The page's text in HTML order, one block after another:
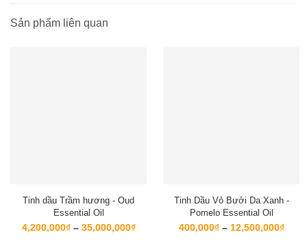
Sản phẩm liên quan
Tinh dầu Trầm hương - Oud
Essential Oil
4,200,000₫ – 35,000,000₫Khoảng
Tinh Dầu Vỏ Bưởi Da Xanh -
Pomelo Essential Oil
400,000₫ – 12,500,000₫